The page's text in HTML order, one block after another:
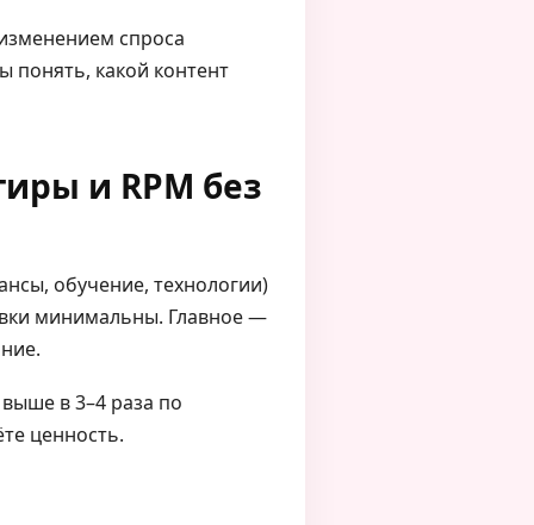
спроса
понять, какой контент
и RPM без
обучение, технологии)
минимальны. Главное —
в 3–4 раза по
ценность.